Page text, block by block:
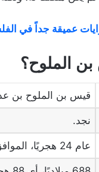
الملوح؟
قيس بن الملوح بن
نجد.
عام 24 هجريًا، الموافق 645 ميلاديًا.